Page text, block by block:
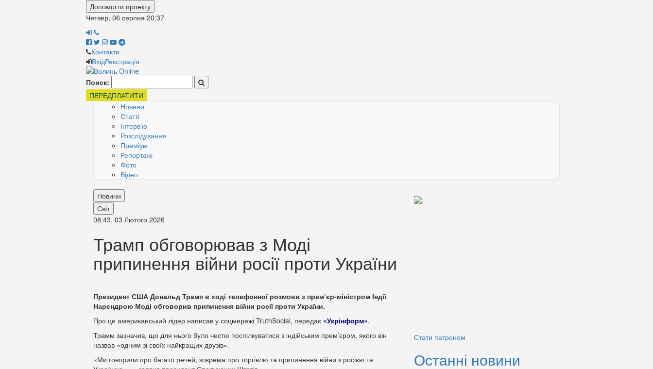
Допомогти проекту
Четвер, 06 серпня 20:37
Контакти
ВхідРеєстрація
Поиск:
ПЕРЕДПЛАТИТИ
Новини
Статті
Інтерв’ю
Розслідування
Преміум
Репортажі
Фото
Відео
Новини
Світ
08:43, 03 Лютого 2026
Трамп обговорював з Моді
припинення війни росії проти України
Президент США Дональд Трамп в ході телефонної розмови з прем’єр-міністром Індії
Нарендрою Моді обговорив припинення війни росії проти України.
Про це американський лідер написав у соцмережі TruthSocial, передає «Укрінформ».
Трамм зазначив, що для нього було честю поспілкуватися з індійським прем’єром, якого він
назвав «одним зі своїх найкращих друзів».
«Ми говорили про багато речей, зокрема про торгівлю та припинення війни з росією та
Стати патроном
Останні новини